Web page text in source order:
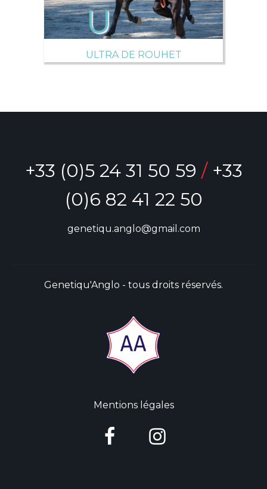
ULTRA DE ROUHET
+33 (0)5 24 31 50 59 / +33
(0)6 82 41 22 50
genetiqu.anglo@gmail.com
Genetiqu'Anglo - tous droits réservés.
Mentions légales